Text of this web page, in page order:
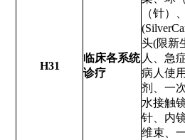
H31
临床各系统
诊疗
（针）
头(限新
人、急
病人使
剂、一
水接触
针、内
维束、